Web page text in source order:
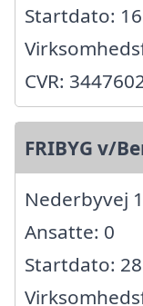
Startdato:
CVR:
FRIBYG v/
Nederbyvej
Ansatte: 0
Startdato: